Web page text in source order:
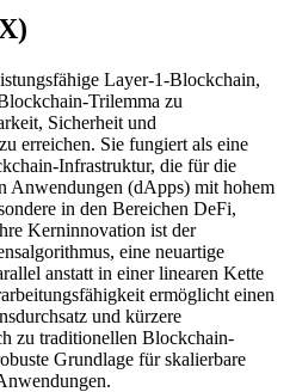
Layer-1-Blockchain,
Trilemma zu
Sicherheit und
erreichen. Sie fungiert als eine
Infrastruktur, die für die
Anwendungen (dApps) mit hohem
in den Bereichen DeFi,
Kerninnovation ist der
eine neuartige
anstatt in einer linearen Kette
ermöglicht einen
und kürzere
zu traditionellen Blockchain-
Grundlage für skalierbare